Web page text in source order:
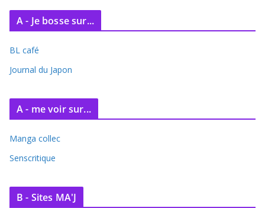
A - Je bosse sur...
BL café
Journal du Japon
A - me voir sur...
Manga collec
Senscritique
B - Sites MA'J